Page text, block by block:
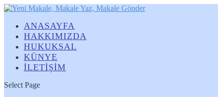
ANASAYFA
HAKKIMIZDA
HUKUKSAL
KÜNYE
İLETİŞİM
Select Page